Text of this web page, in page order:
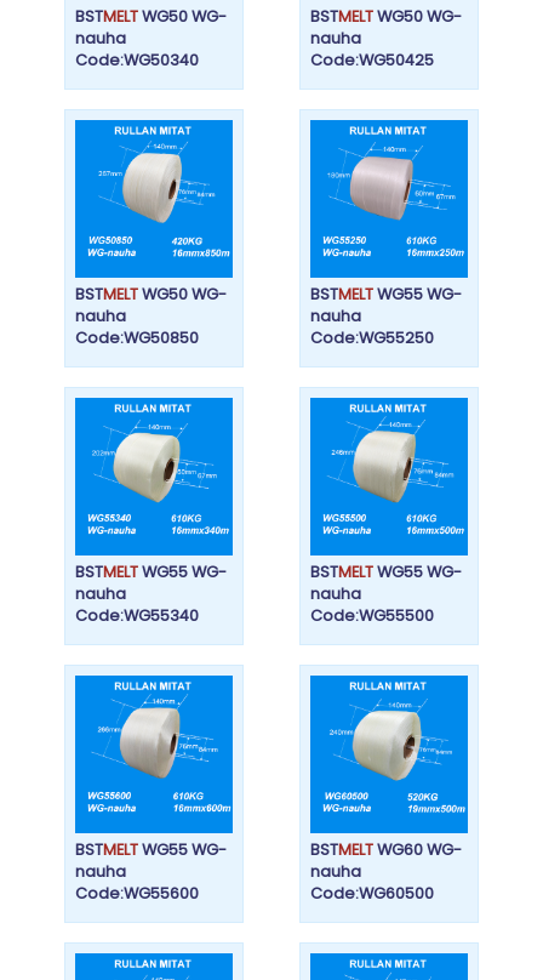
BSTMELTWG50 WG-
nauha
Code:WG50340
BSTMELTWG50 WG-
nauha
Code:WG50425
BSTMELTWG50 WG-
nauha
Code:WG50850
BSTMELTWG55 WG-
nauha
Code:WG55250
BSTMELTWG55 WG-
nauha
Code:WG55340
BSTMELTWG55 WG-
nauha
Code:WG55500
BSTMELTWG55 WG-
nauha
Code:WG55600
BSTMELTWG60 WG-
nauha
Code:WG60500